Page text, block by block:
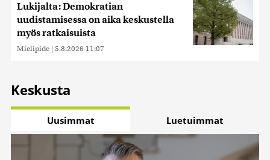
Lukijalta: Demokratian
uudistamisessa on aika keskustella
myös ratkaisuista
Mielipide | 5.8.2026 11:07
Keskusta
Uusimmat Luetuimmat